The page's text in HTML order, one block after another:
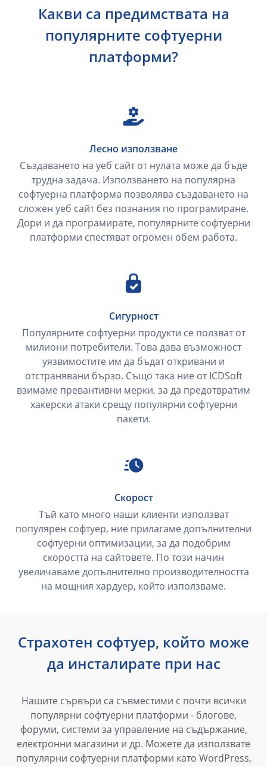
Какви са предимствата на
популярните софтуерни
платформи?
Лесно използване
Създаването на уеб сайт от нулата може да бъде
трудна задача. Използването на популярна
софтуерна платформа позволява създаването на
сложен уеб сайт без познания по програмиране.
Дори и да програмирате, популярните софтуерни
платформи спестяват огромен обем работа.
Сигурност
Популярните софтуерни продукти се ползват от
милиони потребители. Това дава възможност
уязвимостите им да бъдат откривани и
отстранявани бързо. Също така ние от ICDSoft
взимаме превантивни мерки, за да предотвратим
хакерски атаки срещу популярни софтуерни
пакети.
Скорост
Тъй като много наши клиенти използват
популярен софтуер, ние прилагаме допълнителни
софтуерни оптимизации, за да подобрим
скоростта на сайтовете. По този начин
увеличаваме допълнително производителността
на мощния хардуер, който използваме.
Страхотен софтуер, който може
да инсталирате при нас
Нашите сървъри са съвместими с почти всички
популярни софтуерни платформи - блогове,
форуми, системи за управление на съдържание,
електронни магазини и др. Можете да използвате
популярни софтуерни платформи като WordPress,